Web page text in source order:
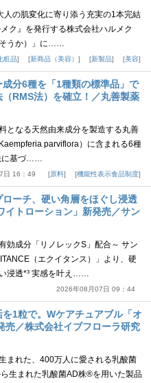
人の肌変化に寄り添う充実の1本完結
ク』を発行する株式会社ハルメク
そうか）」に……
粧品 新商品（美容） 新製品 美容
分6種を「1種類の標準品」で
RMS法）を確立！／丸善製薬
となる天然由来成分を製造する丸善
parviflora）に含まれる6種
に基づ……
日 16：49 原料 機能性表示食品制度
ローチ、硬い角層をほぐし浸透
イトローション」新発売／サン
効成分「リノレックS」配合～ サン
（エクイタンス）」より、硬
浸透*³ 実感を叶え……
2026年08月07日 09：44
1粒で。Wケアチュアブル「オ
売／株式会社イブフローラ研究
まれた、400万人に愛される乳酸菌
生まれた乳酸菌AD株®を用いた製品